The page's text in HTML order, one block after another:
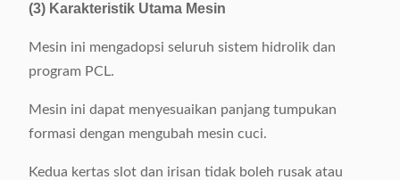
(3) Karakteristik Utama Mesin
Mesin ini mengadopsi seluruh sistem hidrolik dan
program PCL.
Mesin ini dapat menyesuaikan panjang tumpukan
formasi dengan mengubah mesin cuci.
Kedua kertas slot dan irisan tidak boleh rusak atau